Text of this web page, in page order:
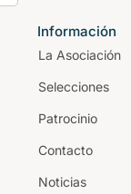
Información
La Asociación
Selecciones
Patrocinio
Contacto
Noticias